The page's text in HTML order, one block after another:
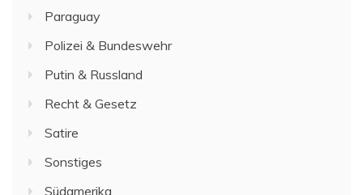
Paraguay
Polizei & Bundeswehr
Putin & Russland
Recht & Gesetz
Satire
Sonstiges
Südamerika